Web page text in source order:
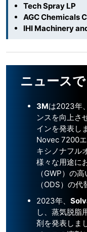
Tech Spray LP
AGC Chemicals
IHI Machinery
ニュースで
3Mは2023年
ンスを向上さ
インを発表し
Novec 7200
キシノナフル
様々な用途に
（GWP）の
（ODS）の
2023年、
し、蒸気脱脂
剤を発表しま